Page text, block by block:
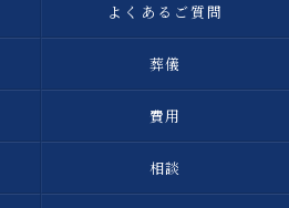
よくあるご質問
葬儀
費用
相談